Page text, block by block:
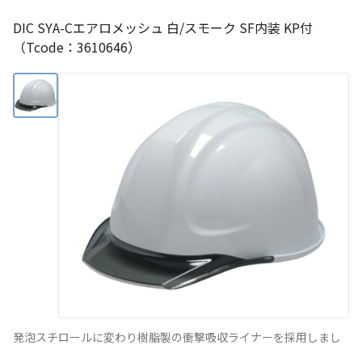
DIC SYA-Cエアロメッシュ 白/スモーク SF内装 KP付
（Tcode：3610646）
発泡スチロールに変わり樹脂製の衝撃吸収ライナーを採用しまし